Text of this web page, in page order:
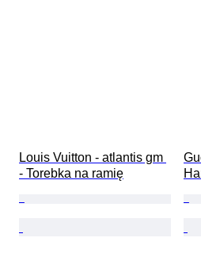
Louis Vuitton - atlantis gm
- Torebka na ramię